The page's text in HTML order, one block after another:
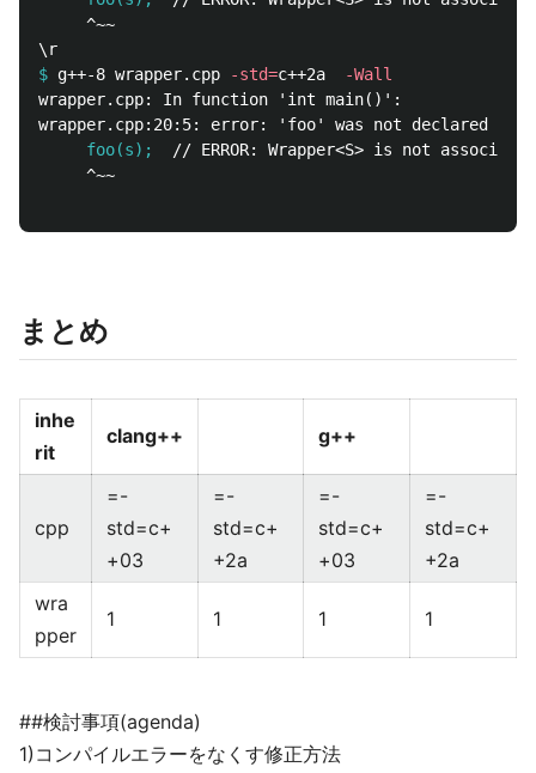
     ^~~
$ g++-8 wrapper.cpp -std=c++2a
-Wall
wrapper.cpp: In function 'int main()':
     foo(s);
     ^~~
まとめ
inhe
rit
clang++ g++
cpp
=-
std=c+
+03
=-
std=c+
+2a
=-
std=c+
+03
=-
std=c+
+2a
wra
pper
1 1 1 1
##検討事項(agenda)
1)コンパイルエラーをなくす修正方法